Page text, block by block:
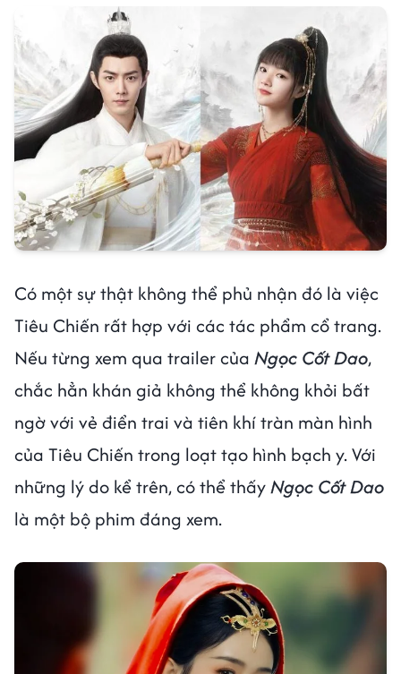
Có một sự thật không thể phủ nhận đó là việc
Tiêu Chiến rất hợp với các tác phẩm cổ trang.
Nếu từng xem qua trailer của Ngọc Cốt Dao,
chắc hẳn khán giả không thể không khỏi bất
ngờ với vẻ điển trai và tiên khí tràn màn hình
của Tiêu Chiến trong loạt tạo hình bạch y. Với
những lý do kể trên, có thể thấyNgọc Cốt Dao
là một bộ phim đáng xem.